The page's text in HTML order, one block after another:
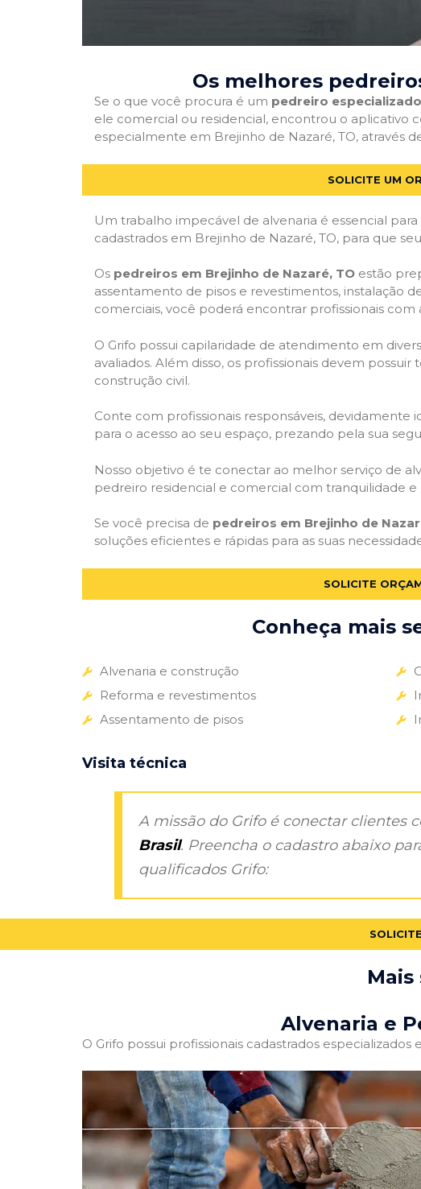
Os melhores
Se o que você procura é um pedreiro especializado
ele comercial ou residencial, encontrou o aplicativo
especialmente em Brejinho de Nazaré, TO, através
SOLICITE UM
Um trabalho impecável de alvenaria é essencial
cadastrados em Brejinho de Nazaré, TO, para que
Os pedreiros em Brejinho de Nazaré, TO estão
assentamento de pisos e revestimentos, instalação
comerciais, você poderá encontrar profissionais com
O Grifo possui capilaridade de atendimento em
avaliados. Além disso, os profissionais devem
construção civil.
Conte com profissionais responsáveis,
para o acesso ao seu espaço, prezando pela sua
Nosso objetivo é te conectar ao melhor serviço de
pedreiro residencial e comercial com tranquilidade e
Se você precisa de pedreiros em Brejinho de
soluções eficientes e rápidas para as suas
SOLICITE
Conheça mais
Alvenaria e construção
Reforma e revestimentos
Assentamento de pisos
Visita técnica
A missão do Grifo é conectar clientes
Brasil. Preencha o cadastro abaixo
qualificados Grifo:
Alvenaria e
O Grifo possui profissionais cadastrados especializados